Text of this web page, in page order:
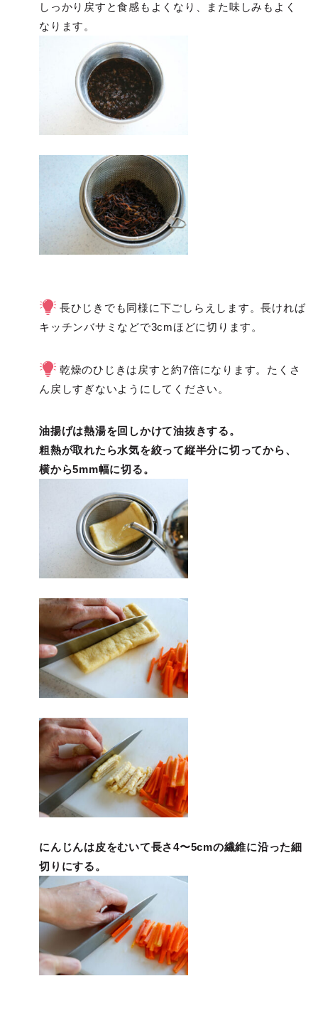
しっかり戻すと食感もよくなり、また味しみもよく
なります。
長ひじきでも同様に下ごしらえします。長ければ
キッチンバサミなどで3cmほどに切ります。
乾燥のひじきは戻すと約7倍になります。たくさ
ん戻しすぎないようにしてください。
油揚げは熱湯を回しかけて油抜きする。
粗熱が取れたら水気を絞って縦半分に切ってから、
横から5mm幅に切る。
にんじんは皮をむいて長さ4〜5cmの繊維に沿った細
切りにする。